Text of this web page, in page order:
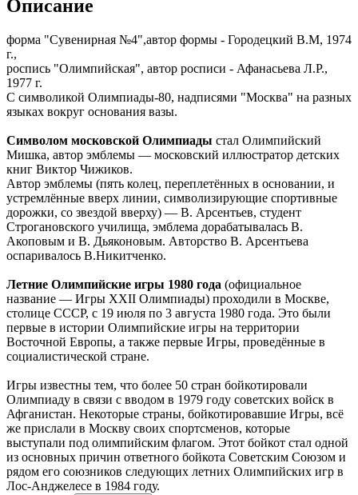
Описание
форма "Сувенирная №4",автор формы - Городецкий В.М, 1974
г.,
роспись "Олимпийская", автор росписи - Афанасьева Л.Р.,
1977 г.
С символикой Олимпиады-80, надписями "Москва" на разных
языках вокруг основания вазы.
Символом московской Олимпиады стал Олимпийский
Мишка, автор эмблемы — московский иллюстратор детских
книг Виктор Чижиков.
Автор эмблемы (пять колец, переплетённых в основании, и
устремлённые вверх линии, символизирующие спортивные
дорожки, со звездой вверху) — В. Арсентьев, студент
Строгановского училища, эмблема дорабатывалась В.
Акоповым и В. Дьяконовым. Авторство В. Арсентьева
оспаривалось В.Никитченко.
Летние Олимпийские игры 1980 года (официальное
название — Игры XXII Олимпиады) проходили в Москве,
столице СССР, с 19 июля по 3 августа 1980 года. Это были
первые в истории Олимпийские игры на территории
Восточной Европы, а также первые Игры, проведённые в
социалистической стране.
Игры известны тем, что более 50 стран бойкотировали
Олимпиаду в связи с вводом в 1979 году советских войск в
Афганистан. Некоторые страны, бойкотировавшие Игры, всё
же прислали в Москву своих спортсменов, которые
выступали под олимпийским флагом. Этот бойкот стал одной
из основных причин ответного бойкота Советским Союзом и
рядом его союзников следующих летних Олимпийских игр в
Лос-Анджелесе в 1984 году.